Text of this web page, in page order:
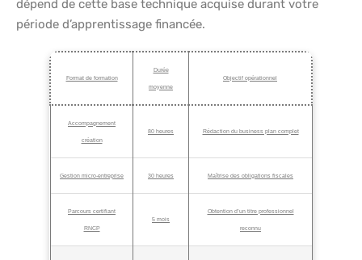
dépend de cette base technique acquise durant votre
période d’apprentissage financée.
Format de formation
Durée
moyenne
Objectif opérationnel
Accompagnement
création
80 heures Rédaction du business plan complet
Gestion micro-entreprise 30 heures Maîtrise des obligations fiscales
Parcours certifiant
RNCP
5 mois
Obtention d’un titre professionnel
reconnu